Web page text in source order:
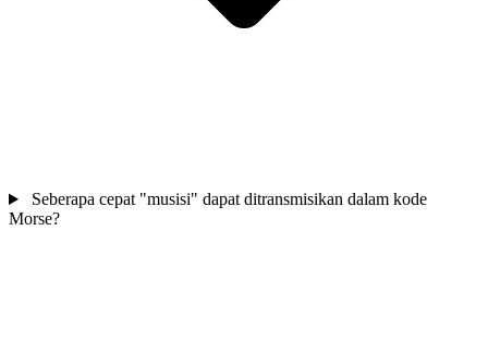
Seberapa cepat "musisi" dapat ditransmisikan dalam kode
Morse?